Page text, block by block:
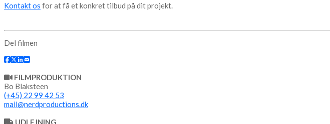
Kontakt os for at få et konkret tilbud på dit projekt.
Del filmen
FILMPRODUKTION
Bo Blaksteen
(+45) 22 99 42 53
mail@nerdproductions.dk
UDLEJNING